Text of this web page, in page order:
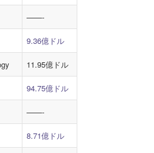
——-
9.36億ドル
11.95億ドル
94.75億ドル
——-
8.71億ドル